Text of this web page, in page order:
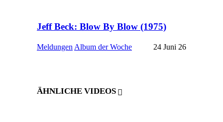
Jeff Beck: Blow By Blow (1975)
Meldungen Album der Woche 24 Juni 26
ÄHNLICHE VIDEOS